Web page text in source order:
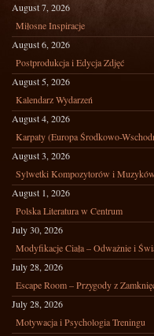
August 7, 2026
Miłosne Inspiracje
August 6, 2026
Postprodukcja i Edycja Zdjęć
August 5, 2026
Kalendarz Wydarzeń
August 4, 2026
Karpaty (Europa Środkowo-
August 3, 2026
Sylwetki Kompozytorów i Muzyków
August 1, 2026
Polska Literatura w Centrum
July 30, 2026
Modyfikacje Ciała – Odważnie i
July 28, 2026
Escape Room – Przygody z
July 28, 2026
Motywacja i Psychologia Treningu